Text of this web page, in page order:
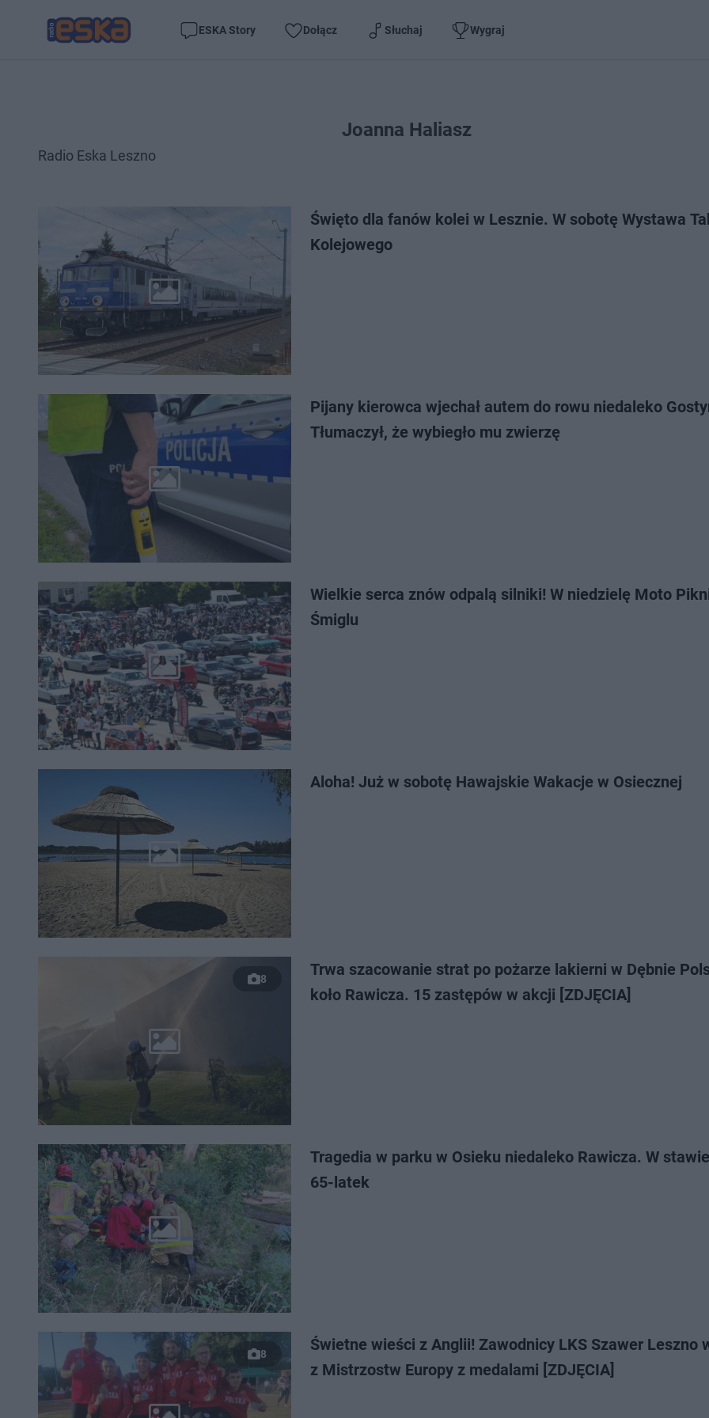
ESKA Story Dołącz Słuchaj Wygraj
Joanna Haliasz
Radio Eska Leszno
Święto dla fanów kolei w Lesznie. W sobotę Wystawa
Kolejowego
Pijany kierowca wjechał autem do rowu niedaleko
Tłumaczył, że wybiegło mu zwierzę
Wielkie serca znów odpalą silniki! W niedzielę Moto
Śmiglu
Aloha! Już w sobotę Hawajskie Wakacje w Osiecznej
8
Trwa szacowanie strat po pożarze lakierni w Dębnie
koło Rawicza. 15 zastępów w akcji [ZDJĘCIA]
Tragedia w parku w Osieku niedaleko Rawicza. W
65-latek
8
Świetne wieści z Anglii! Zawodnicy LKS Szawer Leszno
z Mistrzostw Europy z medalami [ZDJĘCIA]